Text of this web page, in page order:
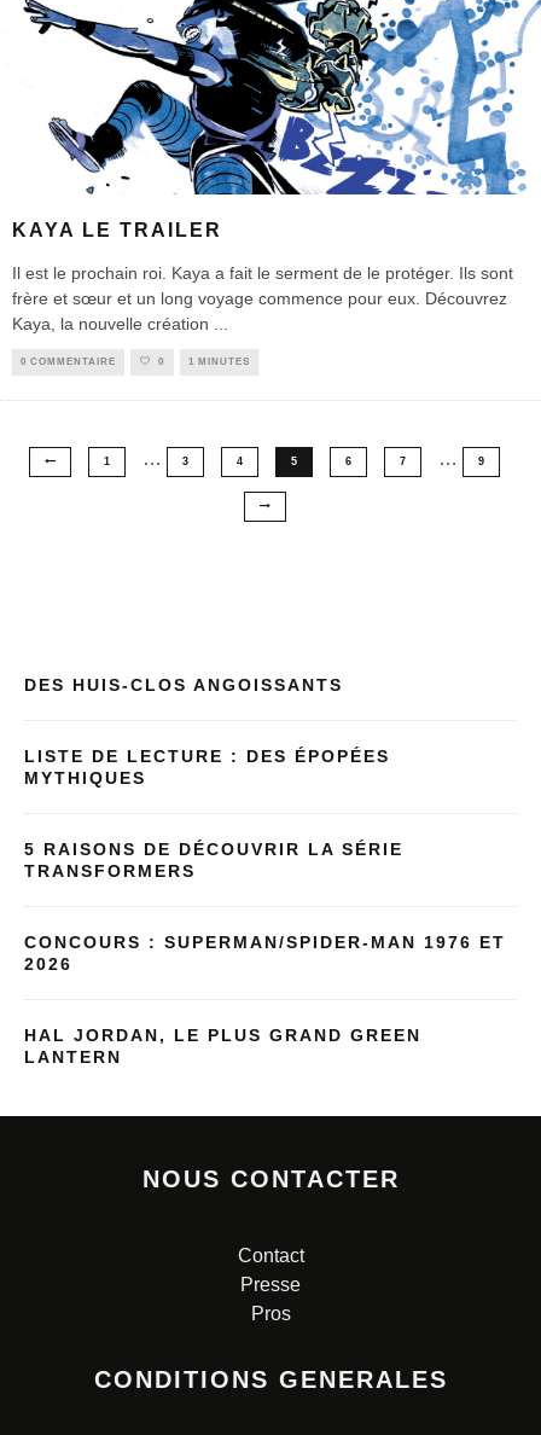
KAYA LE TRAILER
Il est le prochain roi. Kaya a fait le serment de le protéger. Ils sont
frère et sœur et un long voyage commence pour eux. Découvrez
Kaya, la nouvelle création ...
0 COMMENTAIRE 0 1 MINUTES
1 … 3 4 5 6 7 … 9
DES HUIS-CLOS ANGOISSANTS
LISTE DE LECTURE : DES ÉPOPÉES
MYTHIQUES
5 RAISONS DE DÉCOUVRIR LA SÉRIE
TRANSFORMERS
CONCOURS : SUPERMAN/SPIDER-MAN 1976 ET
2026
HAL JORDAN, LE PLUS GRAND GREEN
LANTERN
NOUS CONTACTER
Contact
Presse
Pros
CONDITIONS GENERALES